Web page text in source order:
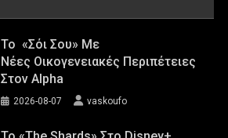
Το «Σόι Σου» Με
Νέες Οικογενειακές Περιπέτειες
Στον Alpha
2026-08-07 vaskoufo